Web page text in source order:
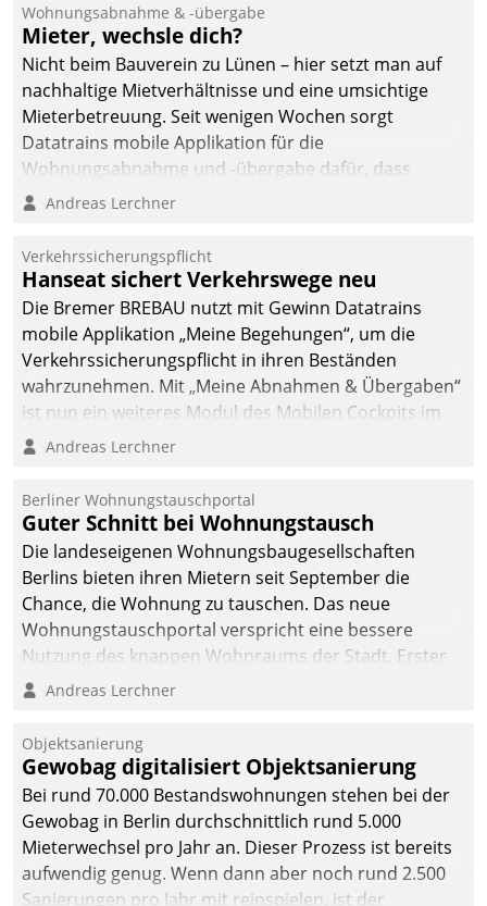
Wohnungsabnahme & -übergabe
Mieter, wechsle dich?
Nicht beim Bauverein zu Lünen – hier setzt man auf
nachhaltige Mietverhältnisse und eine umsichtige
Mieterbetreuung. Seit wenigen Wochen sorgt
Datatrains mobile Applikation für die
Wohnungsabnahme und -übergabe dafür, dass
Mieter wohlgeordnet kommen und, so es sein muss,
Andreas Lerchner
Verkehrssicherungspflicht
Hanseat sichert Verkehrswege neu
Die Bremer BREBAU nutzt mit Gewinn Datatrains
mobile Applikation „Meine Begehungen“, um die
Verkehrssicherungspflicht in ihren Beständen
wahrzunehmen. Mit „Meine Abnahmen & Übergaben“
ist nun ein weiteres Modul des Mobilen Cockpits im
Einsatz.
Andreas Lerchner
Berliner Wohnungstauschportal
Guter Schnitt bei Wohnungstausch
Die landeseigenen Wohnungsbaugesellschaften
Berlins bieten ihren Mietern seit September die
Chance, die Wohnung zu tauschen. Das neue
Wohnungstauschportal verspricht eine bessere
Nutzung des knappen Wohnraums der Stadt. Erster
Anwendungsfall für Datatrains Lösung API-Hub mit
Unternehmen.
Andreas Lerchner
Objektsanierung
Gewobag digitalisiert Objektsanierung
Bei rund 70.000 Bestandswohnungen stehen bei der
Gewobag in Berlin durchschnittlich rund 5.000
Mieterwechsel pro Jahr an. Dieser Prozess ist bereits
aufwendig genug. Wenn dann aber noch rund 2.500
Sanierungen pro Jahr mit reinspielen, ist der